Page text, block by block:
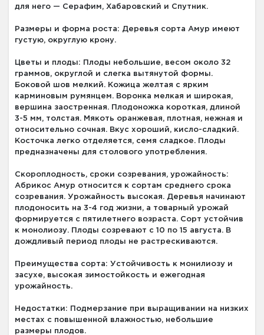
для него — Серафим, Хабаровский и Спутник.
Размеры и форма роста: Деревья сорта Амур имеют
густую, округлую крону.
Цветы и плоды: Плоды небольшие, весом около 32
граммов, округлой и слегка вытянутой формы.
Боковой шов мелкий. Кожица желтая с ярким
карминовым румянцем. Воронка мелкая и широкая,
вершина заостренная. Плодоножка короткая, длиной
3-5 мм, толстая. Мякоть оранжевая, плотная, нежная и
относительно сочная. Вкус хороший, кисло-сладкий.
Косточка легко отделяется, семя сладкое. Плоды
предназначены для столового употребления.
Скороплодность, сроки созревания, урожайность:
Абрикос Амур относится к сортам среднего срока
созревания. Урожайность высокая. Деревья начинают
плодоносить на 3-4 год жизни, а товарный урожай
формируется с пятилетнего возраста. Сорт устойчив
к монолиозу. Плоды созревают с 10 по 15 августа. В
дождливый период плоды не растрескиваются.
Преимущества сорта: Устойчивость к монилиозу и
засухе, высокая зимостойкость и ежегодная
урожайность.
Недостатки: Подмерзание при выращивании на низких
местах с повышенной влажностью, небольшие
размеры плодов.